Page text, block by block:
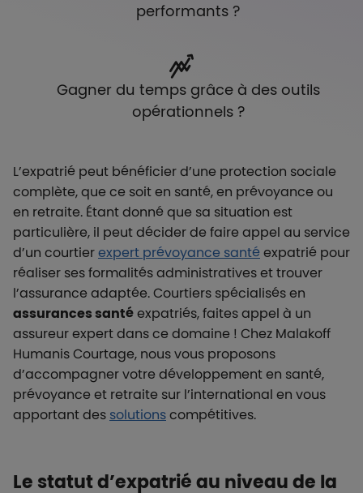
performants ?
Gagner du temps grâce à des outils
opérationnels ?
L’expatrié peut bénéficier d’une protection sociale
complète, que ce soit en santé, en prévoyance ou
en retraite. Étant donné que sa situation est
particulière, il peut décider de faire appel au service
d’un courtierexpert prévoyance santéexpatrié pour
réaliser ses formalités administratives et trouver
l’assurance adaptée. Courtiers spécialisés en
assurances santéexpatriés, faites appel à un
assureur expert dans ce domaine ! Chez Malakoff
Humanis Courtage, nous vous proposons
d’accompagner votre développement en santé,
prévoyance et retraite sur l’international en vous
apportant des solutionscompétitives.
Le statut d’expatrié au niveau de la